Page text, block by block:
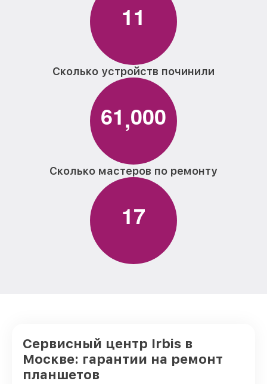
11
Сколько устройств починили
61,000
Сколько мастеров по ремонту
17
Сервисный центр Irbis в
Москве: гарантии на ремонт
планшетов